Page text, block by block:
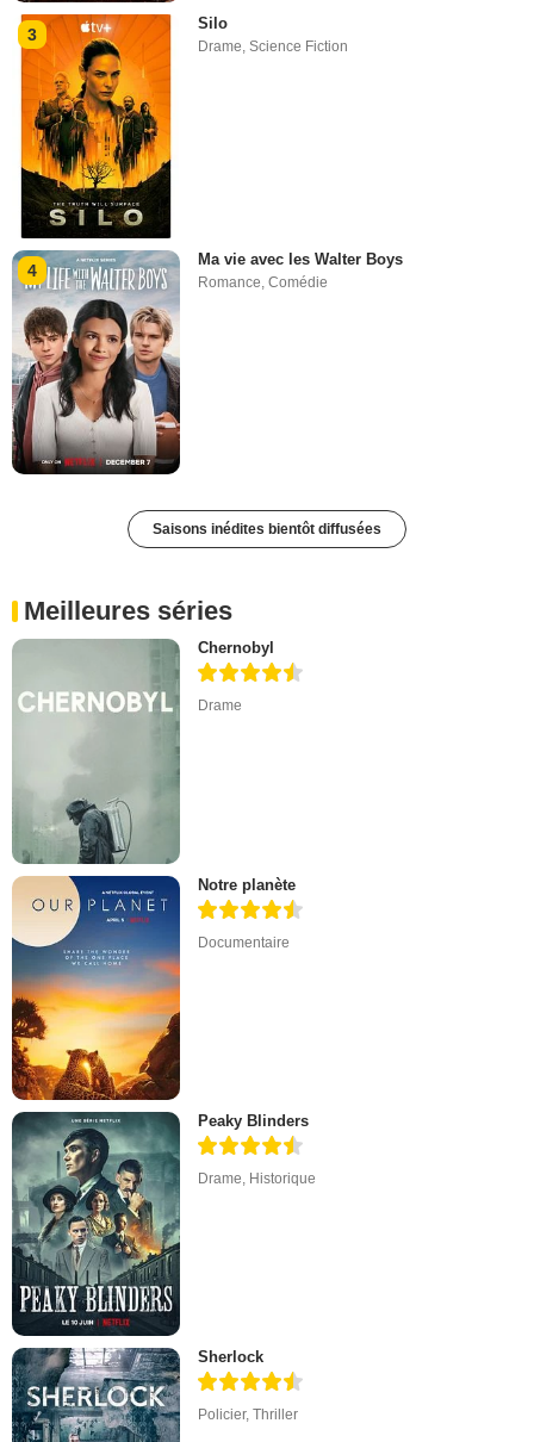
3
Silo
Drame,Science Fiction
4
Ma vie avec les Walter Boys
Romance,Comédie
Saisons inédites bientôt diffusées
Meilleures séries
Chernobyl
Drame
Notre planète
Documentaire
Peaky Blinders
Drame, Historique
Sherlock
Policier,Thriller